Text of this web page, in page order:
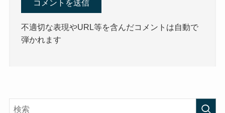
不適切な表現やURL等を含んだコメントは自動で
弾かれます